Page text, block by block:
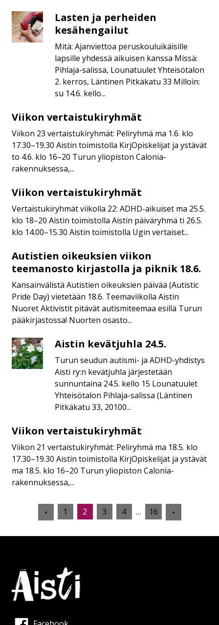
Lasten
ja
perheiden
kesähengailut
Lasten ja perheiden
kesähengailut
Mitä: Ajanviettoa peruskouluikäisille
lapsille yhdessä aikuisen kanssa Missä:
Pihlaja-salissa, Lounatuulet Yhteisötalon
2. kerros, Läntinen Pitkäkatu 33 Milloin:
su 14.6. kello...
Viikon
vertaistukiryhmät
Viikon vertaistukiryhmät
Viikon 23 vertaistukiryhmät: Peliryhmä ma 1.6. klo
17.30–19.30 Aistin toimistolla KirjOpiskelijat ja ystävät
to 4.6. klo 16–20 Turun yliopiston Calonia-
rakennuksessa,...
Viikon
vertaistukiryhmät
Viikon vertaistukiryhmät
Vertaistukiryhmät viikolla 22: ADHD-aikuiset ma 25.5.
klo 18–20 Aistin toimistolla Aistin päiväryhmä ti 26.5.
klo 14.00–15.30 Aistin toimistolla Ugin vertaiset...
Autistien
oikeuksien
teemanosto
kirjastolla
ja
piknik
18.6.
Autistien oikeuksien viikon
teemanosto kirjastolla ja piknik 18.6.
Kansainvälistä Autistien oikeuksien päivää (Autistic
Pride Day) vietetään 18.6. Teemaviikolla Aistin
Nuoret Aktivistit pitävät autismiteemaa esillä Turun
pääkirjastossa! Nuorten osasto...
Aistin
kevätjuhla
24.5.
Aistin kevätjuhla 24.5.
Turun seudun autismi- ja ADHD-yhdistys
Aisti ry:n kevätjuhla järjestetään
sunnuntaina 24.5. kello 15 Lounatuulet
Yhteisötalon Pihlaja-salissa (Läntinen
Pitkäkatu 33, 20100...
Viikon
vertaistukiryhmät
Viikon vertaistukiryhmät
Viikon 21 vertaistukiryhmät: Peliryhmä ma 18.5. klo
17.30–19.30 Aistin toimistolla KirjOpiskelijat ja ystävät
ma 18.5. klo 16–20 Turun yliopiston Calonia-
rakennuksessa,...
Edellinen
sivu
1 2 3 4 … 16
sivu